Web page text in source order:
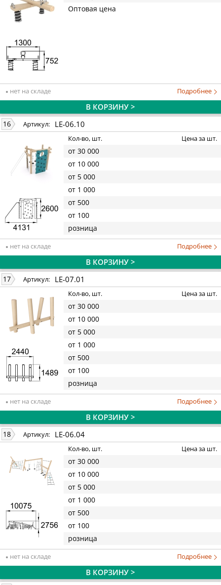
Оптовая цена
нет на складе Подробнее
В КОРЗИНУ >
16 Артикул: LE-06.10
Кол-во, шт. Цена за шт.
от 30 000
от 10 000
от 5 000
от 1 000
от 500
от 100
розница
нет на складе Подробнее
В КОРЗИНУ >
17 Артикул: LE-07.01
Кол-во, шт. Цена за шт.
от 30 000
от 10 000
от 5 000
от 1 000
от 500
от 100
розница
нет на складе Подробнее
В КОРЗИНУ >
18 Артикул: LE-06.04
Кол-во, шт. Цена за шт.
от 30 000
от 10 000
от 5 000
от 1 000
от 500
от 100
розница
нет на складе Подробнее
В КОРЗИНУ >